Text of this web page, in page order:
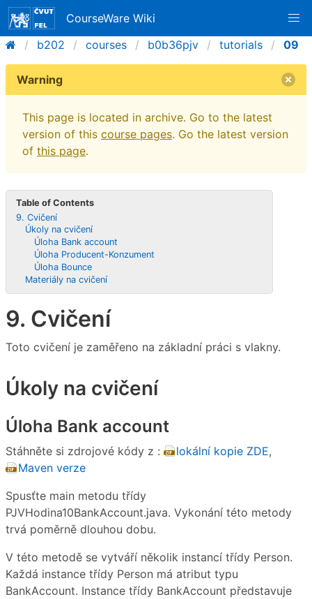
CourseWare Wiki
b202
courses b0b36pjv tutorials 09
Warning
This page is located in archive. Go to the latest
version of this course pages. Go the latest version
of this page.
Table of Contents
9. Cvičení
Úkoly na cvičení
Úloha Bank account
Úloha Producent-Konzument
Úloha Bounce
Materiály na cvičení
9. Cvičení
Toto cvičení je zaměřeno na základní práci s vlakny.
Úkoly na cvičení
Úloha Bank account
Stáhněte si zdrojové kódy z : lokální kopie ZDE,
Maven verze
Spusťte main metodu třídy
PJVHodina10BankAccount.java. Vykonání této metody
trvá poměrně dlouhou dobu.
V této metodě se vytváří několik instancí třídy Person.
Každá instance třídy Person má atribut typu
BankAccount. Instance třídy BankAccount představuje